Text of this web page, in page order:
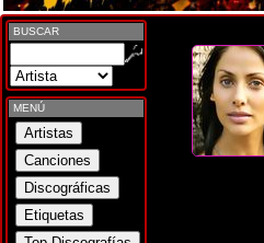
BUSCAR
MENÚ